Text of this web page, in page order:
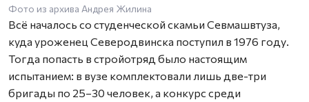
Фото из архива Андрея Жилина
Всё началось со студенческой скамьи Севмашвтуза,
куда уроженец Северодвинска поступил в 1976 году.
Тогда попасть в стройотряд было настоящим
испытанием: в вузе комплектовали лишь две-три
бригады по 25–30 человек, а конкурс среди